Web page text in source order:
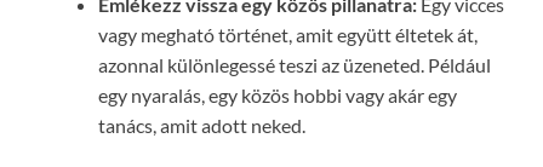
vagy megható történet, amit együtt éltetek át,
azonnal különlegessé teszi az üzeneted. Például
egy nyaralás, egy közös hobbi vagy akár egy
tanács, amit adott neked.